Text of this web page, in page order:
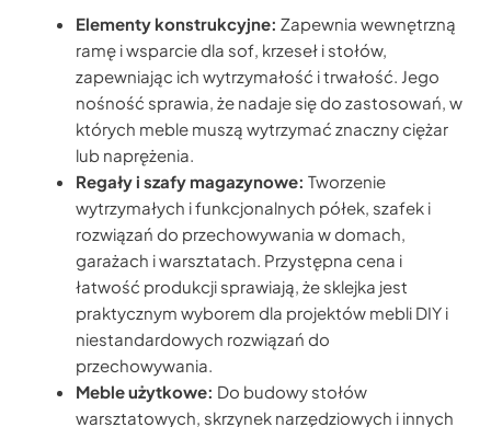
Elementy konstrukcyjne: Zapewnia wewnętrzną
ramę i wsparcie dla sof, krzeseł i stołów,
zapewniając ich wytrzymałość i trwałość. Jego
nośność sprawia, że nadaje się do zastosowań, w
których meble muszą wytrzymać znaczny ciężar
lub naprężenia.
Regały i szafy magazynowe: Tworzenie
wytrzymałych i funkcjonalnych półek, szafek i
rozwiązań do przechowywania w domach,
garażach i warsztatach. Przystępna cena i
łatwość produkcji sprawiają, że sklejka jest
praktycznym wyborem dla projektów mebli DIY i
niestandardowych rozwiązań do
przechowywania.
Meble użytkowe: Do budowy stołów
warsztatowych, skrzynek narzędziowych i innych